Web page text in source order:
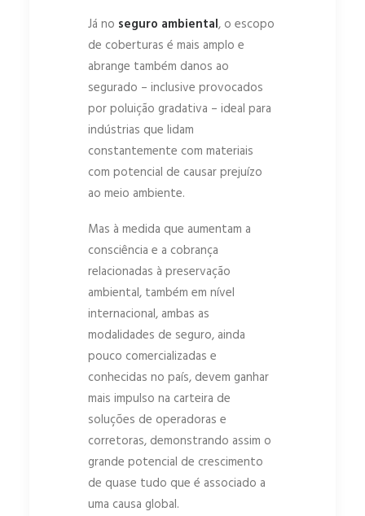
Já no seguro ambiental, o escopo
de coberturas é mais amplo e
abrange também danos ao
segurado – inclusive provocados
por poluição gradativa – ideal para
indústrias que lidam
constantemente com materiais
com potencial de causar prejuízo
ao meio ambiente.
Mas à medida que aumentam a
consciência e a cobrança
relacionadas à preservação
ambiental, também em nível
internacional, ambas as
modalidades de seguro, ainda
pouco comercializadas e
conhecidas no país, devem ganhar
mais impulso na carteira de
soluções de operadoras e
corretoras, demonstrando assim o
grande potencial de crescimento
de quase tudo que é associado a
uma causa global.